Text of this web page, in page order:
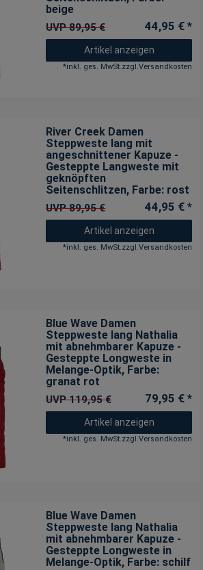
beige
UVP 89,95 € 44,95 € *
Artikel anzeigen
*inkl. ges. MwSt.zzgl.Versandkosten
River Creek Damen
Steppweste lang mit
angeschnittener Kapuze -
Gesteppte Langweste mit
geknöpften
Seitenschlitzen, Farbe: rost
UVP 89,95 € 44,95 € *
Artikel anzeigen
*inkl. ges. MwSt. zzgl. Versandkosten
Blue Wave Damen
Steppweste lang Nathalia
mit abnehmbarer Kapuze -
Gesteppte Longweste in
Melange-Optik, Farbe:
granat rot
UVP 119,95 € 79,95 € *
Artikel anzeigen
*inkl. ges. MwSt.zzgl.Versandkosten
Blue Wave Damen
Steppweste lang Nathalia
mit abnehmbarer Kapuze -
Gesteppte Longweste in
Melange-Optik, Farbe: schilf